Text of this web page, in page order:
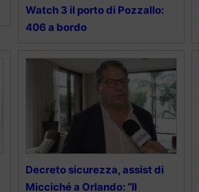
Watch 3 il porto di Pozzallo:
406 a bordo
Decreto sicurezza, assist di
Micciché a Orlando: “Il